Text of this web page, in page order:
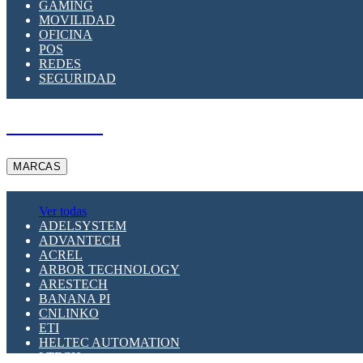
GAMING
MOVILIDAD
OFICINA
POS
REDES
SEGURIDAD
MARCAS
Ver todas
ADELSYSTEM
ADVANTECH
ACREL
ARBOR TECHNOLOGY
ARESTECH
BANANA PI
CNLINKO
ETI
HELTEC AUTOMATION
LTECH